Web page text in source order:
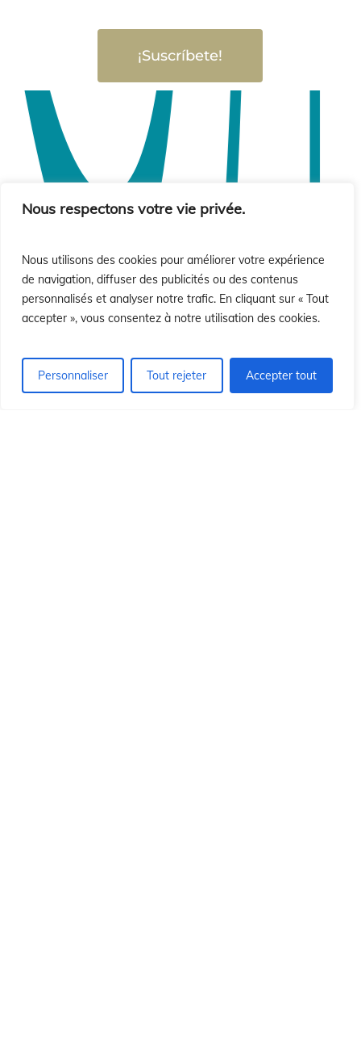
Nous respectons votre vie privée.
Nous utilisons des cookies pour améliorer votre expérience
de navigation, diffuser des publicités ou des contenus
personnalisés et analyser notre trafic. En cliquant sur « Tout
accepter », vous consentez à notre utilisation des cookies.
Personnaliser Tout rejeter Accepter tout
¡Suscríbete!